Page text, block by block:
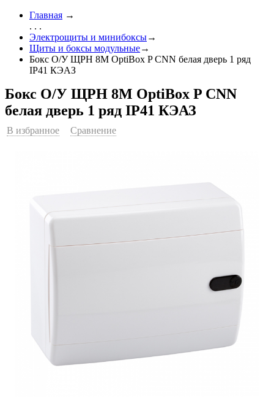
Главная →
. . .
Электрощиты и минибоксы→
Щиты и боксы модульные→
Бокс О/У ЩРН 8М OptiBox P CNN белая дверь 1 ряд
IP41 КЭАЗ
Бокс О/У ЩРН 8М OptiBox P CNN
белая дверь 1 ряд IP41 КЭАЗ
В избранное Сравнение